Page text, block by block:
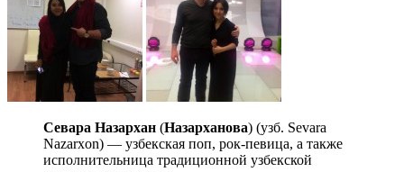
Севара Назархан (Назарханова) (узб. Sevara
Nazarxon) — узбекская поп, рок-певица, а также
исполнительница традиционной узбекской